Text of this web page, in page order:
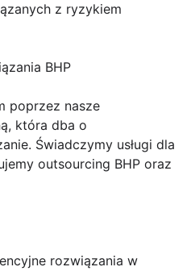
z ryzykiem
BHP
poprzez nasze
która dba o
Świadczymy usługi dla
outsourcing BHP oraz
rozwiązania w